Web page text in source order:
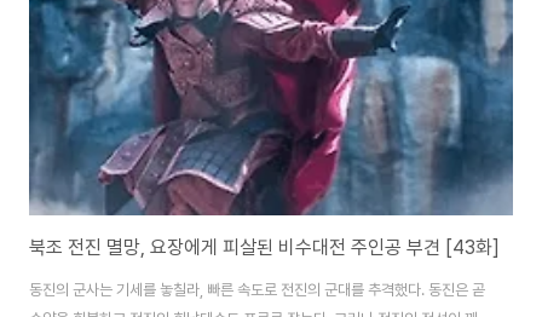
었다. 환현도 그가 신경 쓰이긴 했지만 그렇게 심각하게 생각하진 않았었다. 이
제 갓 황제가 된..
북조 전진 멸망, 요장에게 피살된 비수대전 주인공 부견 [43화]
동진의 군사는 기세를 놓칠라, 빠른 속도로 전진의 군대를 추격했다. 동진은 곧